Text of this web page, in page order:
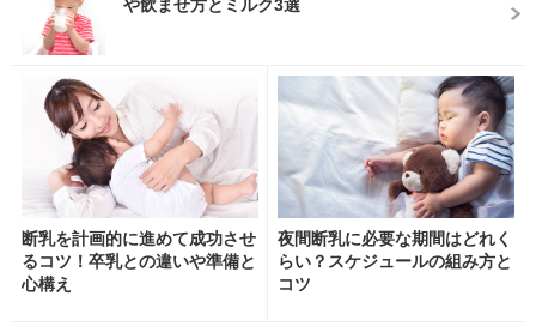
や飲ませ方とミルク3選
断乳を計画的に進めて成功させ
るコツ！卒乳との違いや準備と
心構え
夜間断乳に必要な期間はどれく
らい？スケジュールの組み方と
コツ